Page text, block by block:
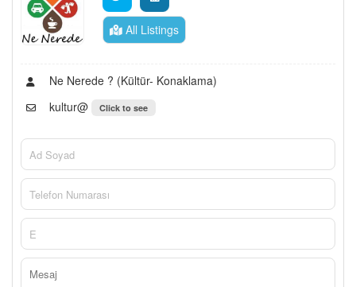
All Listings
Ne Nerede ? (Kültür- Konaklama)
kultur@
Click to see